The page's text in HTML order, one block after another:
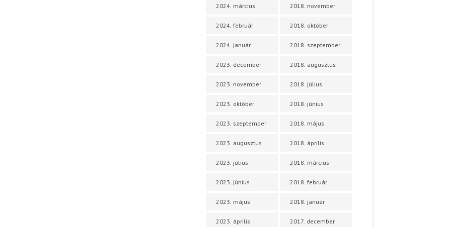
2024. március
2024. február
2024. január
2023. december
2023. november
2023. október
2023. szeptember
2023. augusztus
2023. július
2023. június
2023. május
2023. április
2018. november
2018. október
2018. szeptember
2018. augusztus
2018. július
2018. június
2018. május
2018. április
2018. március
2018. február
2018. január
2017. december